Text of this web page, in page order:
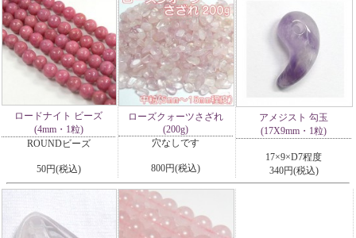
ロードナイト ビーズ
(4mm・1粒)
ROUNDビーズ
50円(税込)
ローズクォーツさざれ
(200g)
穴なしです
800円(税込)
アメジスト 勾玉
(17X9mm・1粒)
17×9×D7程度
340円(税込)